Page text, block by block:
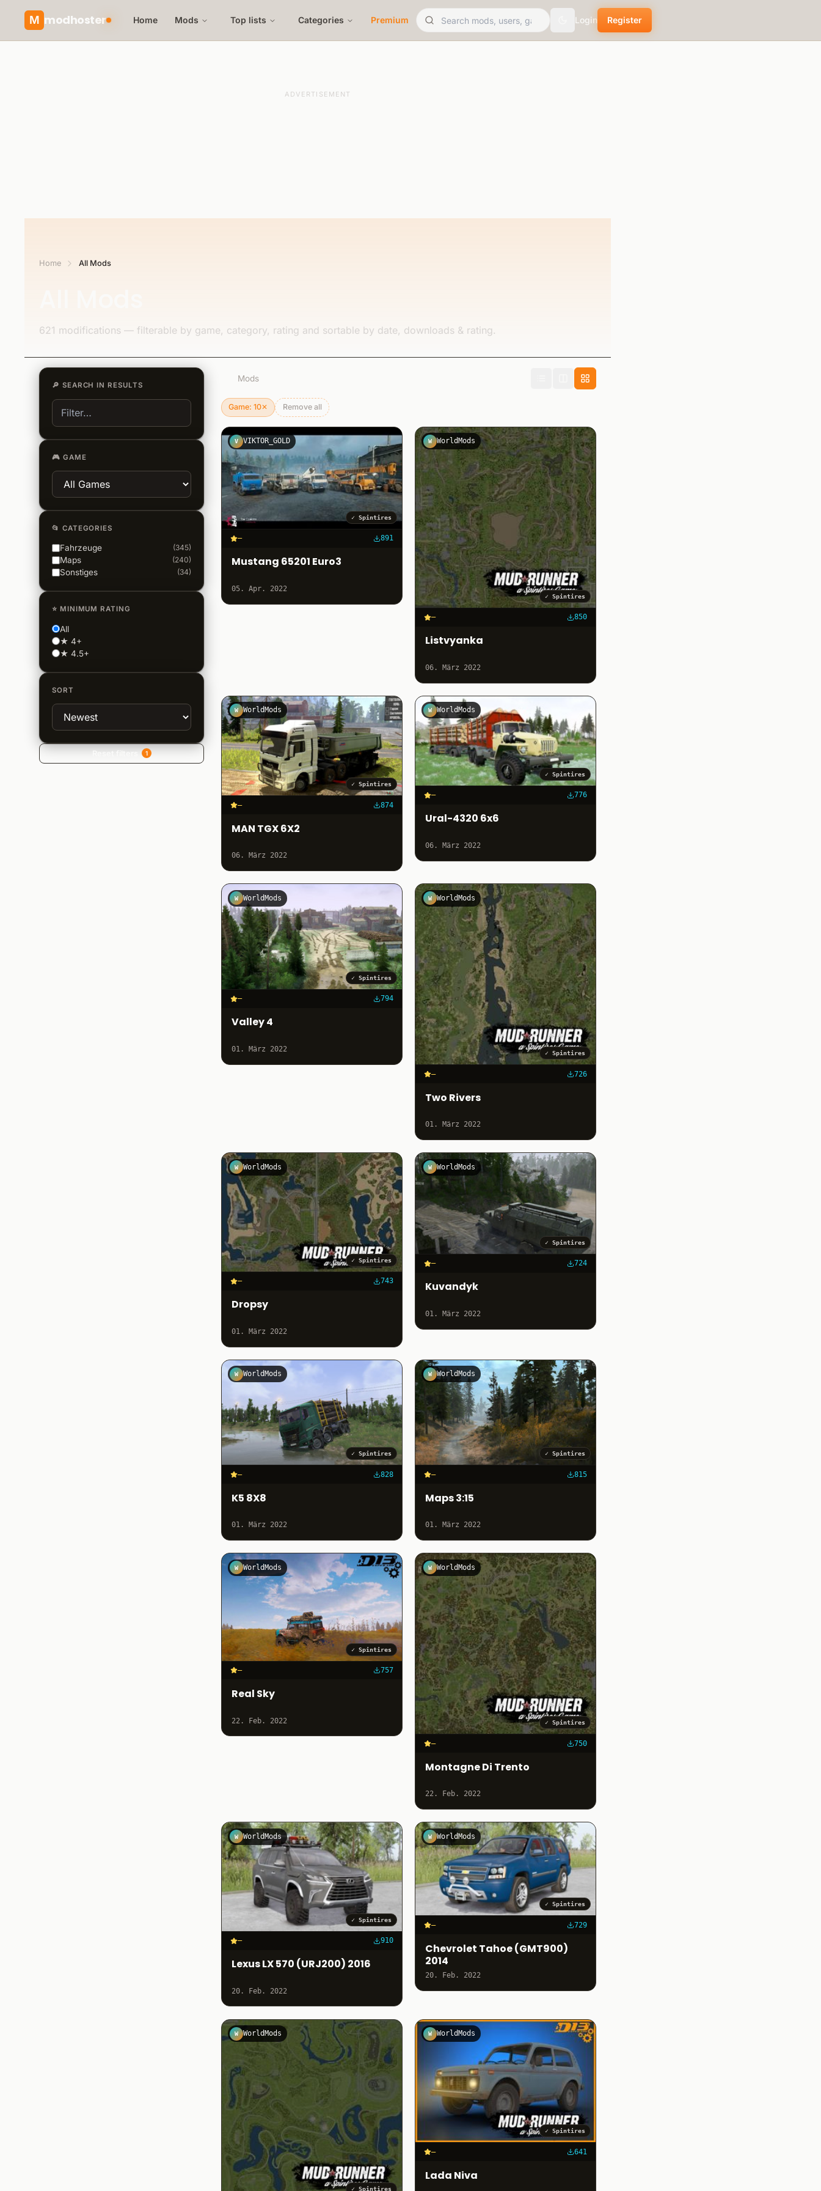
M modhoster Home Mods Top lists Categories Premium Toggle theme
Login Register
ADVERTISEMENT
Home All Mods
621 modifications — filterable by game, category, rating and sortable by date, downloads & rating.
🔎 SEARCH IN RESULTS
🎮 GAME
📂 CATEGORIES
Fahrzeuge (345)
Maps (240)
Sonstiges (34)
⭐ MINIMUM RATING
All
★ 4+
★ 4.5+
SORT
1
Mods
Game: 10✕
Remove filter Remove all
V VIKTOR_GOLD
✓ Spintires
– 891
Mustang 65201 Euro3
05. Apr. 2022
W WorldMods
✓ Spintires
– 850
Listvyanka
06. März 2022
W WorldMods
✓ Spintires
– 874
MAN TGX 6X2
06. März 2022
W WorldMods
✓ Spintires
– 776
Ural-4320 6x6
06. März 2022
W WorldMods
✓ Spintires
– 794
Valley 4
01. März 2022
W WorldMods
✓ Spintires
– 726
Two Rivers
01. März 2022
W WorldMods
✓ Spintires
– 743
Dropsy
01. März 2022
W WorldMods
✓ Spintires
– 724
Kuvandyk
01. März 2022
W WorldMods
✓ Spintires
– 828
K5 8X8
01. März 2022
W WorldMods
✓ Spintires
– 815
Maps 3:15
01. März 2022
W WorldMods
✓ Spintires
– 757
Real Sky
22. Feb. 2022
W WorldMods
✓ Spintires
– 750
Montagne Di Trento
22. Feb. 2022
W WorldMods
✓ Spintires
– 910
Lexus LX 570 (URJ200) 2016
20. Feb. 2022
W WorldMods
✓ Spintires
– 729
Chevrolet Tahoe (GMT900)
2014
20. Feb. 2022
W WorldMods
✓ Spintires
W WorldMods
✓ Spintires
– 641
Lada Niva